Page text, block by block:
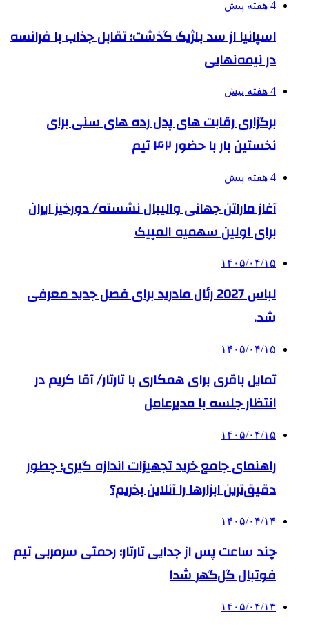
4 هفته پیش
اسپانیا از سد بلژیک گذشت؛ تقابل جذاب با فرانسه
در نیمه‌نهایی
4 هفته پیش
برگزاری رقابت های پدل رده های سنی برای
نخستین بار با حضور ۴۲ تیم
4 هفته پیش
آغاز ماراتن جهانی والیبال نشسته/ دورخیز ایران
برای اولین سهمیه المپیک
۱۴۰۵/۰۴/۱۵
لباس 2027 رئال مادرید برای فصل جدید معرفی
شد.
۱۴۰۵/۰۴/۱۵
تمایل باقری برای همکاری با تارتار/ آقا کریم در
انتظار جلسه با مدیرعامل
۱۴۰۵/۰۴/۱۵
راهنمای جامع خرید تجهیزات اندازه گیری؛ چطور
دقیق‌ترین ابزارها را آنلاین بخریم؟
۱۴۰۵/۰۴/۱۴
چند ساعت پس از جدایی تارتار؛ رحمتی سرمربی تیم
فوتبال گل‌گهر شد!
۱۴۰۵/۰۴/۱۳